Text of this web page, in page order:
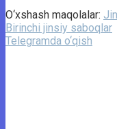
O‘xshash maqolalar:
Birinchi jinsiy saboqlar
Telegramda o‘qish